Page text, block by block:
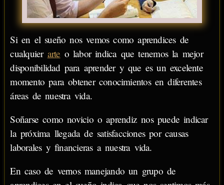
Si en el sueño nos vemos como aprendices de
cualquier arte o labor indica que tenemos la mejor
disponibilidad para aprender y que es un excelente
momento para obtener conocimientos en diferentes
áreas de nuestra vida.
Soñarse como novicio o aprendiz nos puede indicar
la próxima llegada de satisfacciones por causas
laborales y financieras a nuestra vida.
En caso de vernos manejando un grupo de